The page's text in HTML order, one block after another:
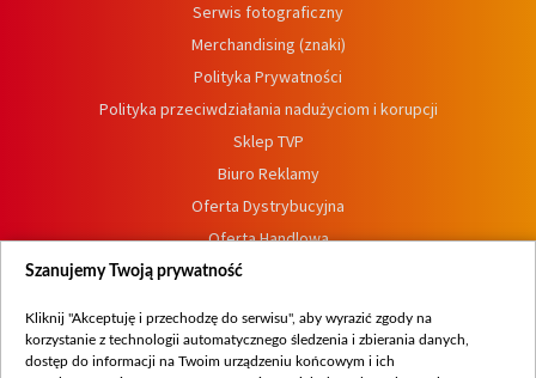
Serwis fotograficzny
Merchandising (znaki)
Polityka Prywatności
Polityka przeciwdziałania nadużyciom i korupcji
Sklep TVP
Biuro Reklamy
Oferta Dystrybucyjna
Oferta Handlowa
Dostępność
Procedura zgłoszeń wewnętrznych
Szanujemy Twoją prywatność
Kliknij "Akceptuję i przechodzę do serwisu", aby wyrazić zgody na
korzystanie z technologii automatycznego śledzenia i zbierania danych,
dostęp do informacji na Twoim urządzeniu końcowym i ich